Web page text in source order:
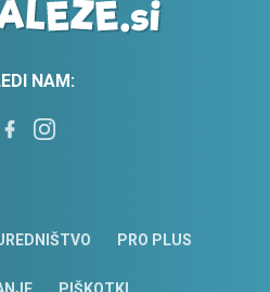
NAM:
PRO PLUS